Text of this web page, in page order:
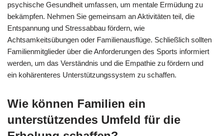
psychische Gesundheit umfassen, um mentale Ermüdung zu
bekämpfen. Nehmen Sie gemeinsam an Aktivitäten teil, die
Entspannung und Stressabbau fördern, wie
Achtsamkeitsübungen oder Familienausflüge. Schließlich sollten
Familienmitglieder über die Anforderungen des Sports informiert
werden, um das Verständnis und die Empathie zu fördern und
ein kohärenteres Unterstützungssystem zu schaffen.
Wie können Familien ein
unterstützendes Umfeld für die